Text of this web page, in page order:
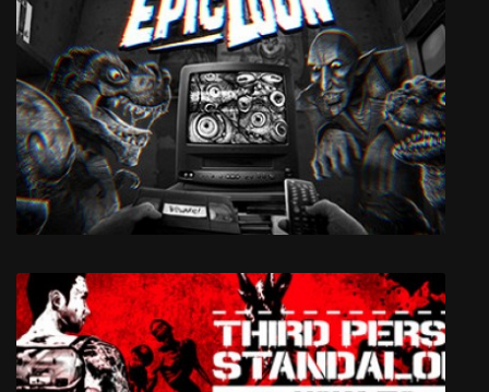
1917: The Prologue